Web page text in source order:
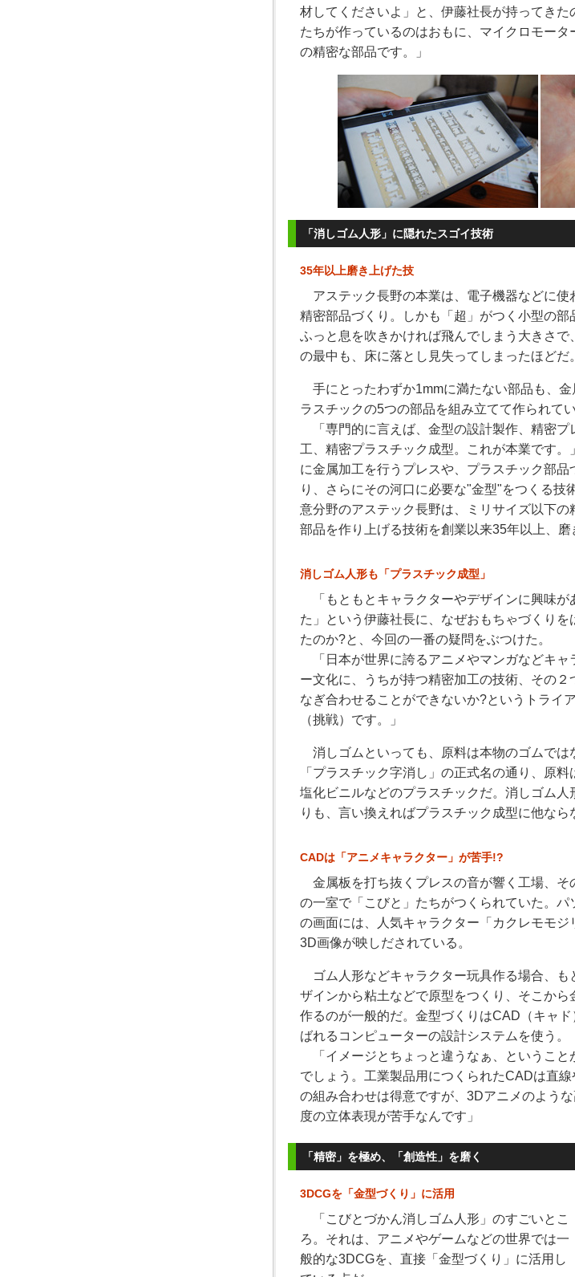
材してくださいよ」と、伊藤社長が持ってき
たちが作っているのはおもに、マイクロモー
の精密な部品です。」
「消しゴム人形」に隠れたスゴイ技術
35年以上磨き上げた技
アステック長野の本業は、電子機器などに使
精密部品づくり。しかも「超」がつく小型の部
ふっと息を吹きかければ飛んでしまう大きさで
の最中も、床に落とし見失ってしまったほどだ。
手にとったわずか1mmに満たない部品も、金
ラスチックの5つの部品を組み立てて作られてい
「専門的に言えば、金型の設計製作、精密プ
工、精密プラスチック成型。これが本業です。
に金属加工を行うプレスや、プラスチック部品
り、さらにその河口に必要な"金型"をつくる技
意分野のアステック長野は、ミリサイズ以下の
部品を作り上げる技術を創業以来35年以上、磨
消しゴム人形も「プラスチック成型」
「もともとキャラクターやデザインに興味が
た」という伊藤社長に、なぜおもちゃづくりを
たのか?と、今回の一番の疑問をぶつけた。
「日本が世界に誇るアニメやマンガなどキャ
ー文化に、うちが持つ精密加工の技術、その２
なぎ合わせることができないか?というトライ
（挑戦）です。」
消しゴムといっても、原料は本物のゴムでは
「プラスチック字消し」の正式名の通り、原料
塩化ビニルなどのプラスチックだ。消しゴム人
りも、言い換えればプラスチック成型に他なら
CADは「アニメキャラクター」が苦手!?
金属板を打ち抜くプレスの音が響く工場、そ
の一室で「こびと」たちがつくられていた。パ
の画面には、人気キャラクター「カクレモモジ
3D画像が映しだされている。
ゴム人形などキャラクター玩具作る場合、も
ザインから粘土などで原型をつくり、そこから
作るのが一般的だ。金型づくりはCAD（キャド
ばれるコンピューターの設計システムを使う。
「イメージとちょっと違うなぁ、ということ
でしょう。工業製品用につくられたCADは直線
の組み合わせは得意ですが、3Dアニメのよう
度の立体表現が苦手なんです」
「精密」を極め、「創造性」を磨く
3DCGを「金型づくり」に活用
「こびとづかん消しゴム人形」のすごいとこ
ろ。それは、アニメやゲームなどの世界では一
般的な3DCGを、直接「金型づくり」に活用し